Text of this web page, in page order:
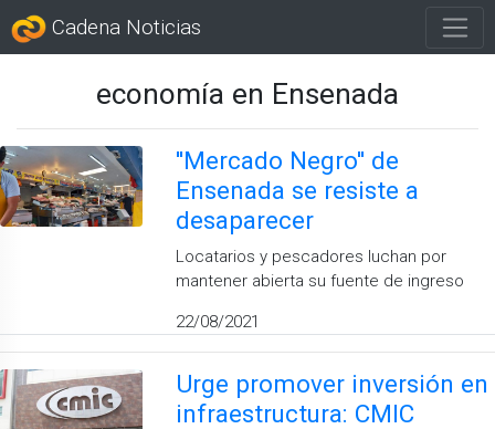
Cadena Noticias
economía en Ensenada
''Mercado Negro'' de
Ensenada se resiste a
desaparecer
Locatarios y pescadores luchan por
mantener abierta su fuente de ingreso
22/08/2021
Urge promover inversión en
infraestructura: CMIC